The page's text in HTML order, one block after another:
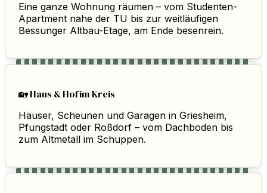
Eine ganze Wohnung räumen – vom Studenten-
Apartment nahe der TU bis zur weitläufigen
Bessunger Altbau-Etage, am Ende besenrein.
🏡 Haus & Hof im Kreis
Häuser, Scheunen und Garagen in Griesheim,
Pfungstadt oder Roßdorf – vom Dachboden bis
zum Altmetall im Schuppen.